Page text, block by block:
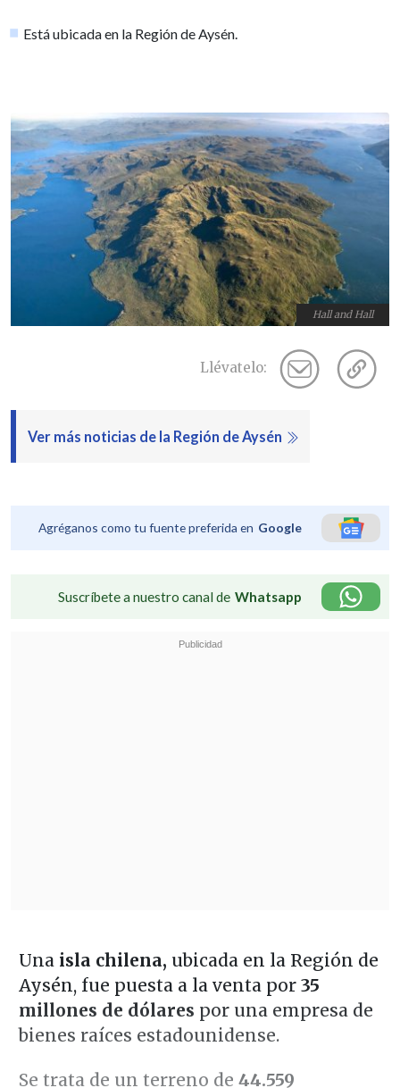
Está ubicada en la Región de Aysén.
Hall and Hall
Llévatelo:
Ver más noticias de la Región de Aysén
Agréganos como tu fuente preferida en Google
Suscríbete a nuestro canal de Whatsapp
Una isla chilena, ubicada en la Región de
Aysén, fue puesta a la venta por35
millones de dólares por una empresa de
bienes raíces estadounidense.
Se trata de un terreno de 44.559